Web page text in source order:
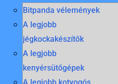
Bitpanda vélemények
A legjobb
jégkockakészítők
A legjobb
kenyérsütőgépek
A legjobb kotyogós